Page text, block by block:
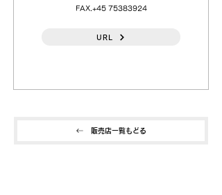
FAX.+45 75383924
URL
販売店一覧もどる